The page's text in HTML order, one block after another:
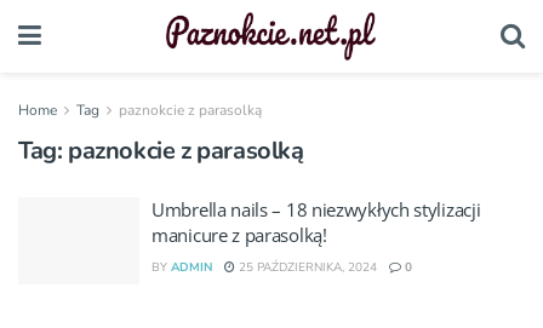
Home Tag paznokcie z parasolką
Tag: paznokcie z parasolką
Umbrella nails – 18 niezwykłych stylizacji
manicure z parasolką!
BY ADMIN 25 PAŹDZIERNIKA, 2024 0